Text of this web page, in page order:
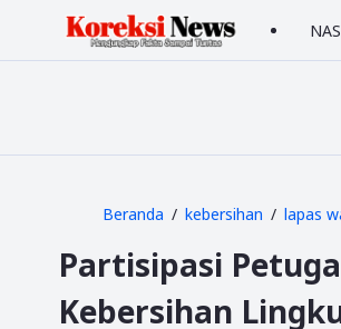
Beranda kebersihan lapas
Partisipasi
Kebersihan